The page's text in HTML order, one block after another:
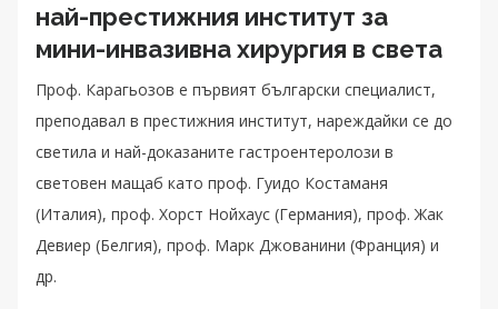
най-престижния институт за
мини-инвазивна хирургия в света
Проф. Карагьозов е първият български специалист,
преподавал в престижния институт, нареждайки се до
светила и най-доказаните гастроентеролози в
световен мащаб като проф. Гуидо Костаманя
(Италия), проф. Хорст Нойхаус (Германия), проф. Жак
Девиер (Белгия), проф. Марк Джованини (Франция) и
др.